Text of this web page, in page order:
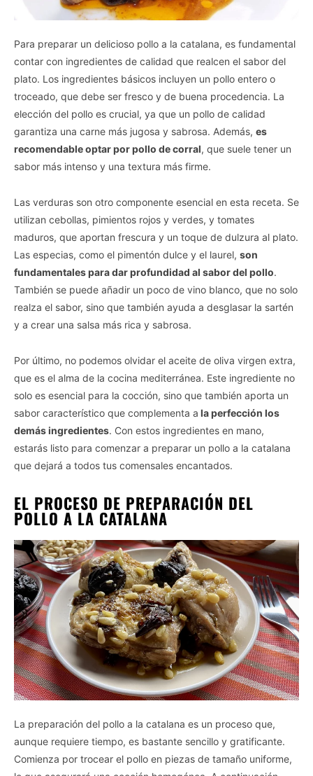
Para preparar un delicioso pollo a la catalana, es fundamental
contar con ingredientes de calidad que realcen el sabor del
plato. Los ingredientes básicos incluyen un pollo entero o
troceado, que debe ser fresco y de buena procedencia. La
elección del pollo es crucial, ya que un pollo de calidad
garantiza una carne más jugosa y sabrosa. Además, es
recomendable optar por pollo de corral, que suele tener un
sabor más intenso y una textura más firme.
Las verduras son otro componente esencial en esta receta. Se
utilizan cebollas, pimientos rojos y verdes, y tomates
maduros, que aportan frescura y un toque de dulzura al plato.
Las especias, como el pimentón dulce y el laurel, son
fundamentales para dar profundidad al sabor del pollo.
También se puede añadir un poco de vino blanco, que no solo
realza el sabor, sino que también ayuda a desglasar la sartén
y a crear una salsa más rica y sabrosa.
Por último, no podemos olvidar el aceite de oliva virgen extra,
que es el alma de la cocina mediterránea. Este ingrediente no
solo es esencial para la cocción, sino que también aporta un
sabor característico que complementa a la perfección los
demás ingredientes. Con estos ingredientes en mano,
estarás listo para comenzar a preparar un pollo a la catalana
que dejará a todos tus comensales encantados.
EL PROCESO DE PREPARACIÓN DEL
POLLO A LA CATALANA
La preparación del pollo a la catalana es un proceso que,
aunque requiere tiempo, es bastante sencillo y gratificante.
Comienza por trocear el pollo en piezas de tamaño uniforme,